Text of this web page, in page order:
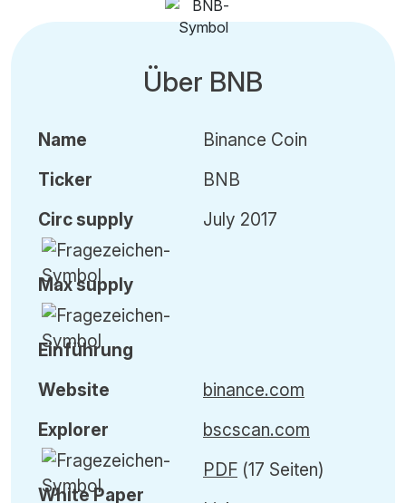
Über BNB
Name
Ticker
Circ supply
Maxsupply
Einführung
Binance Coin
BNB
July 2017
Website
Explorer
White Paper
binance.com
bscscan.com
PDF (17 Seiten)